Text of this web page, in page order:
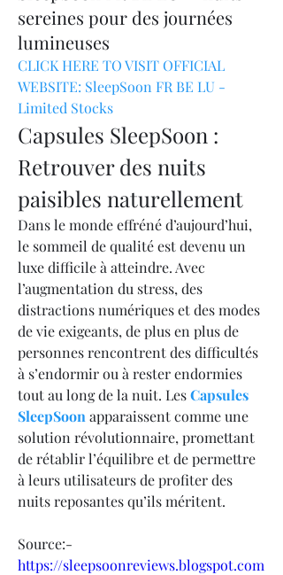
sereines pour des journées
lumineuses
CLICK HERE TO VISIT OFFICIAL
WEBSITE: SleepSoon FR BE LU -
Limited Stocks
Capsules SleepSoon :
Retrouver des nuits
paisibles naturellement
Dans le monde effréné d’aujourd’hui,
le sommeil de qualité est devenu un
luxe difficile à atteindre. Avec
l’augmentation du stress, des
distractions numériques et des modes
de vie exigeants, de plus en plus de
personnes rencontrent des difficultés
à s’endormir ou à rester endormies
tout au long de la nuit. Les Capsules
SleepSoon apparaissent comme une
solution révolutionnaire, promettant
de rétablir l’équilibre et de permettre
à leurs utilisateurs de profiter des
nuits reposantes qu’ils méritent.
Source:-
https://sleepsoonreviews.blogspot.com